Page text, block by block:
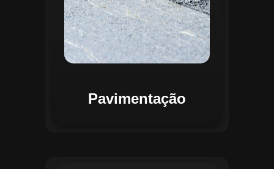
Pavimentação